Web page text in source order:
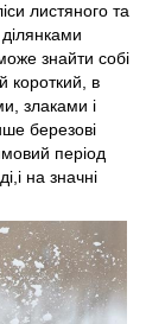
листяного та
знайти собі
короткий, в
злаками і
березові
період
на значні